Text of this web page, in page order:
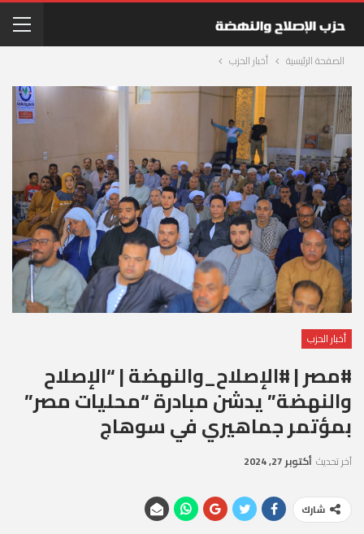
الصفحة الرئيسية أخبار الحزب
أخبار الحزب
#مصر | #الإصلاح_والنهضة | “الإصلاح
والنهضة” يدشن مبادرة “محليات مصر”
بمؤتمر جماهيري في سوهاج
آخر تحديث أكتوبر 27, 2024
شارك